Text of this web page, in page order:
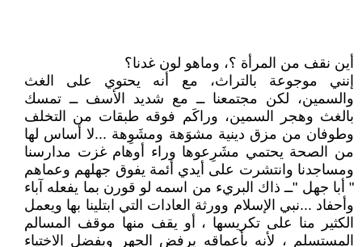
أين نقف من المرأة ؟، وماهو لون غدنا؟
إنني موجوعة بالتراث، مع أنه يحتوي على الغث
والسمين، لكن مجتمعنا ــ مع شديد الأسف ــ تمسك
بالغث وهجر السمين، وراكَم فوقه طبقات من التخلف
وطوفان من مزق دينية مشوَهة ومشَوِهة ...لا أساس لها
من الصحة يحتمي مشَرِعوها وراء أوهام غزت مدارسنا
ومساجدنا وانتشرت على أيدي أئمة يفوق جهلهم وعماهم
" أبا جهل "ــ ذاك البريء من اسمه لو قورن بما يفعله آباء
وأحفاد ...نبي الإسلام وورثة العادات التي ابتلينا بها ويعمل
الكثير منا على تكريسها ، أو يقف منها موقف المسالم
المستسلم ، لأنه بأعماقه يرفض الجهر ويفضل الاختباء